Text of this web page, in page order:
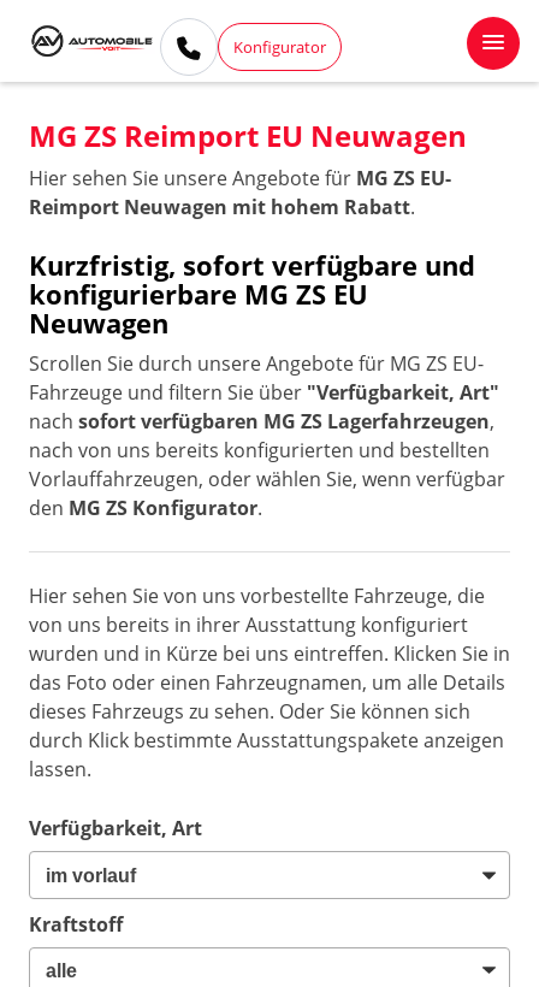
Konfigurator
MG ZS Reimport EU Neuwagen
Hier sehen Sie unsere Angebote für MG ZS EU-
Reimport Neuwagen mit hohem Rabatt.
Kurzfristig, sofort verfügbare und
konfigurierbare MG ZS EU
Neuwagen
Scrollen Sie durch unsere Angebote für MG ZS EU-
Fahrzeuge und filtern Sie über "Verfügbarkeit, Art"
nach sofort verfügbaren MG ZS Lagerfahrzeugen,
nach von uns bereits konfigurierten und bestellten
Vorlauffahrzeugen, oder wählen Sie, wenn verfügbar
den MG ZS Konfigurator.
Hier sehen Sie von uns vorbestellte Fahrzeuge, die
von uns bereits in ihrer Ausstattung konfiguriert
wurden und in Kürze bei uns eintreffen. Klicken Sie in
das Foto oder einen Fahrzeugnamen, um alle Details
dieses Fahrzeugs zu sehen. Oder Sie können sich
durch Klick bestimmte Ausstattungspakete anzeigen
lassen.
Verfügbarkeit, Art
Kraftstoff